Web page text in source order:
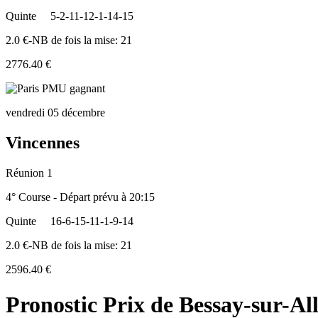
Quinte
5-2-11-12-1-14-15
2.0 €-NB de fois la mise: 21
2776.40 €
vendredi 05 décembre
Vincennes
Réunion 1
4° Course - Départ prévu à 20:15
Quinte
16-6-15-11-1-9-14
2.0 €-NB de fois la mise: 21
2596.40 €
Pronostic Prix de Bessay-sur-